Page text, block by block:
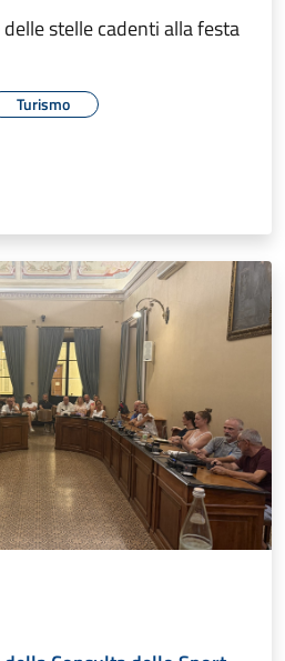
stelle cadenti alla festa
Turismo